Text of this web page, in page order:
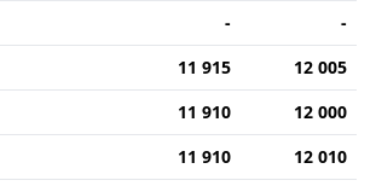
-
-
11 915
12 005
11 910
12 000
11 910
12 010